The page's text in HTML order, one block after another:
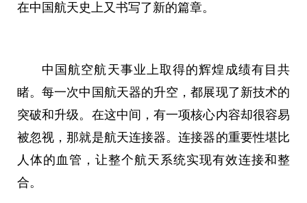
在中国航天史上又书写了新的篇章。
中国航空航天事业上取得的辉煌成绩有目共
睹。每一次中国航天器的升空，都展现了新技术的
突破和升级。在这中间，有一项核心内容却很容易
被忽视，那就是航天连接器。连接器的重要性堪比
人体的血管，让整个航天系统实现有效连接和整
合。